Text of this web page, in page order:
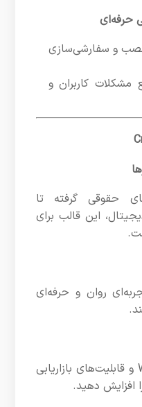
نصب و سفارشی‌سازی
مشکلات کاربران و
حقوقی گرفته تا
این قالب برای
روان و حرفه‌ای
با سازگاری با WooCommerce و قابلیت‌های بازاریابی
افزایش دهید.